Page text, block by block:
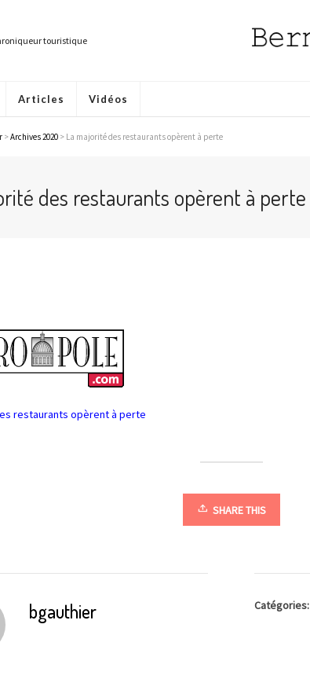
touristique
Articles Vidéos
>Archives 2020 > La majorité des restaurants opèrent à perte
des restaurants opèrent à perte
restaurants opèrent à perte
SHARE THIS
bgauthier Catégories: